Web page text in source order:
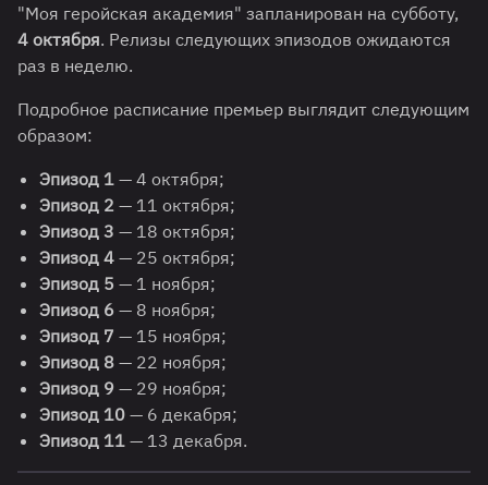
"Моя геройская академия" запланирован на субботу,
4 октября. Релизы следующих эпизодов ожидаются
раз в неделю.
Подробное расписание премьер выглядит следующим
образом:
Эпизод 1 — 4 октября;
Эпизод 2 — 11 октября;
Эпизод 3 — 18 октября;
Эпизод 4 — 25 октября;
Эпизод 5 — 1 ноября;
Эпизод 6 — 8 ноября;
Эпизод 7 — 15 ноября;
Эпизод 8 — 22 ноября;
Эпизод 9 — 29 ноября;
Эпизод 10 — 6 декабря;
Эпизод 11 — 13 декабря.